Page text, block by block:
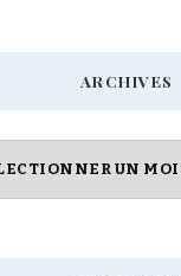
ARCHIVES